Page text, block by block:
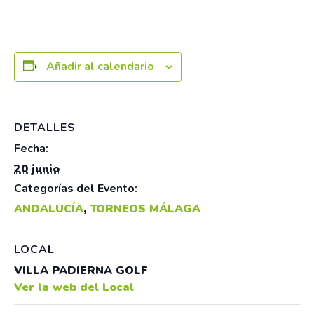
Añadir al calendario
DETALLES
Fecha:
20 junio
Categorías del Evento:
ANDALUCÍA, TORNEOS MÁLAGA
LOCAL
VILLA PADIERNA GOLF
Ver la web del Local